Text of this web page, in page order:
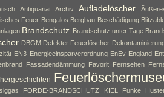
Antiquariat Archiv Aufladelöscher
Feuer Bengalos Bergbau Beschädigung
Brandschutz Brandschutz unter Tage
DBGM Defekter Feuerlöscher
EN3 Energieeinsparverordnung EnEv England
Fassadendämmung Favorit Fernsehen
FÖRDE-BRANDSCHUTZ KIEL Funke